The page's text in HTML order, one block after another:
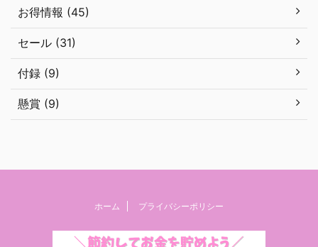
お得情報 (45)
セール (31)
付録 (9)
懸賞 (9)
ホーム プライバシーポリシー